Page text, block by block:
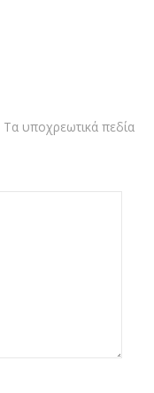
Τα υποχρεωτικά πεδία